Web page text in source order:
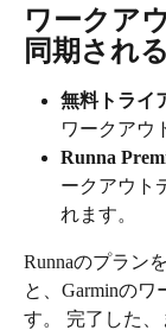
ワークア
同期され
無料トライ
ワークアウ
Runna
ークアウト
れます。
Runnaのプラン
と、Garminの
す。 完了した、